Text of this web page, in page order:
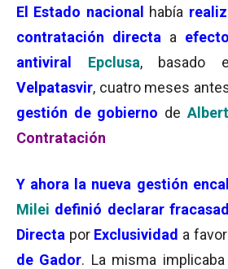
El Estado nacional había
contratación directa a
antiviral
Epclusa, basado
Velpatasvir, cuatro meses
gestión de gobierno de
Contratación
Y ahora la nueva gestión
Milei definió declarar
Directa por Exclusividad a
de Gador. La misma implicaba